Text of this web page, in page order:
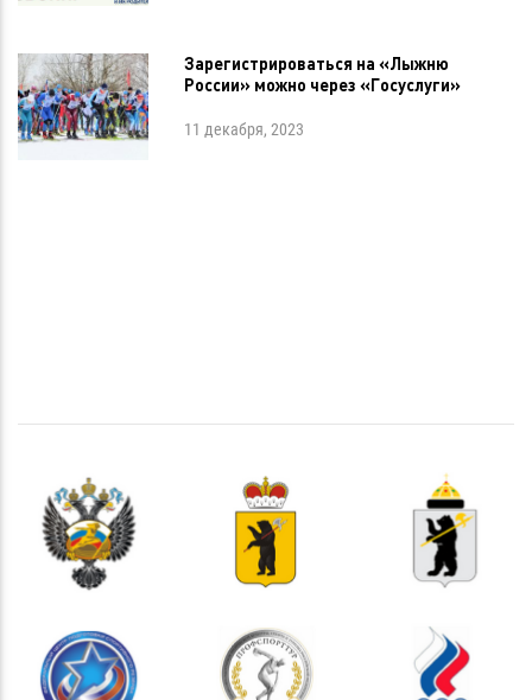
Зарегистрироваться на «Лыжню
России» можно через «Госуслуги»
11 декабря, 2023